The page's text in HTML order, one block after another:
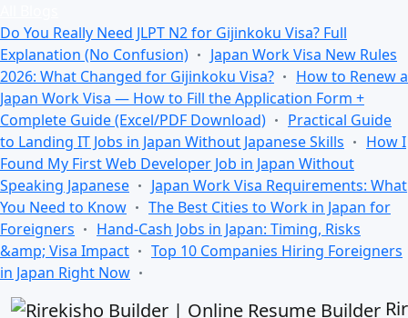
Do You Really Need JLPT N2 for Gijinkoku Visa? Full
Explanation (No Confusion)
Japan Work Visa New Rules
2026: What Changed for Gijinkoku Visa?
How to Renew a
Japan Work Visa — How to Fill the Application Form +
Complete Guide (Excel/PDF Download)
Practical Guide
to Landing IT Jobs in Japan Without Japanese Skills
How I
Found My First Web Developer Job in Japan Without
Speaking Japanese
Japan Work Visa Requirements: What
You Need to Know
The Best Cities to Work in Japan for
Foreigners
Hand-Cash Jobs in Japan: Timing, Risks
&amp; Visa Impact
Top 10 Companies Hiring Foreigners
in Japan Right Now